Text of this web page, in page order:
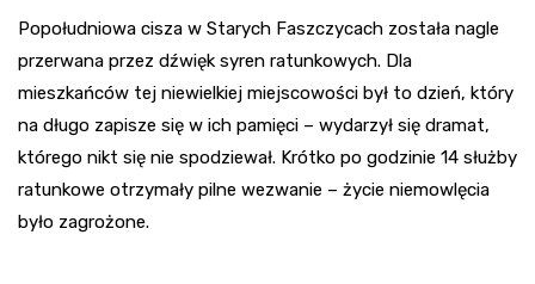
Popołudniowa cisza w Starych Faszczycach została nagle
przerwana przez dźwięk syren ratunkowych. Dla
mieszkańców tej niewielkiej miejscowości był to dzień, który
na długo zapisze się w ich pamięci – wydarzył się dramat,
którego nikt się nie spodziewał. Krótko po godzinie 14 służby
ratunkowe otrzymały pilne wezwanie – życie niemowlęcia
było zagrożone.